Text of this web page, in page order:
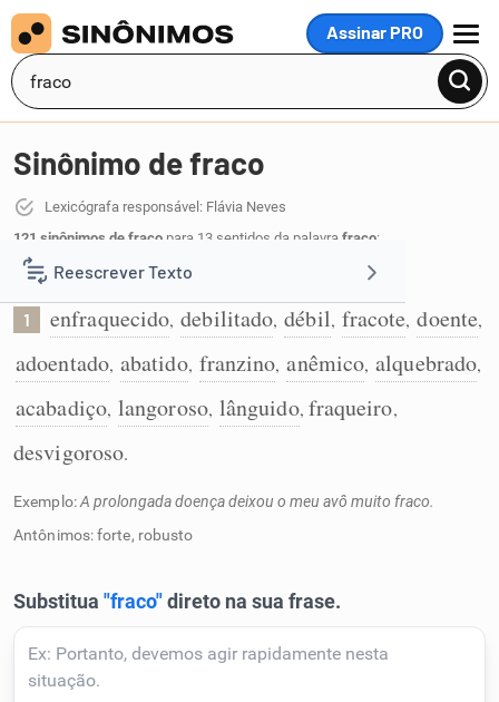
Assinar PRO
MENU
Reescrever Texto
Resumir Texto
Corrigir Texto
Detector de IA
Humanizador de IA
Cata-letras
Sinônimo de fraco
Lexicógrafa responsável: Flávia Neves
121 sinônimos de fraco para 13 sentidos da palavra fraco:
Que está enfraquecido e debilitado:
1 enfraquecido, debilitado, débil, fracote, doente,
adoentado, abatido, franzino, anêmico, alquebrado,
acabadiço, langoroso, lânguido, fraqueiro,
desvigoroso.
Exemplo:A prolongada doença deixou o meu avô muito fraco.
Antônimos: forte, robusto